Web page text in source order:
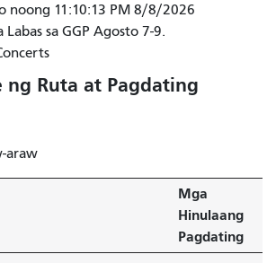
noong 11:10:13 PM 8/8/2026
Labas sa GGP Agosto 7-9.
ng Ruta at Pagdating
araw
Mga
Hinulaang
Pagdating